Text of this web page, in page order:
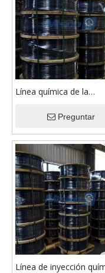
Línea química de la
825/UNS N08825 de
petrolera
Preguntar
Línea de inyección